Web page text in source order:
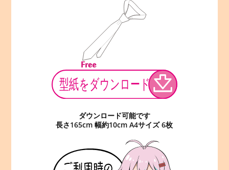
ダウンロード可能です
長さ165cm 幅約10cm A4サイズ 6枚